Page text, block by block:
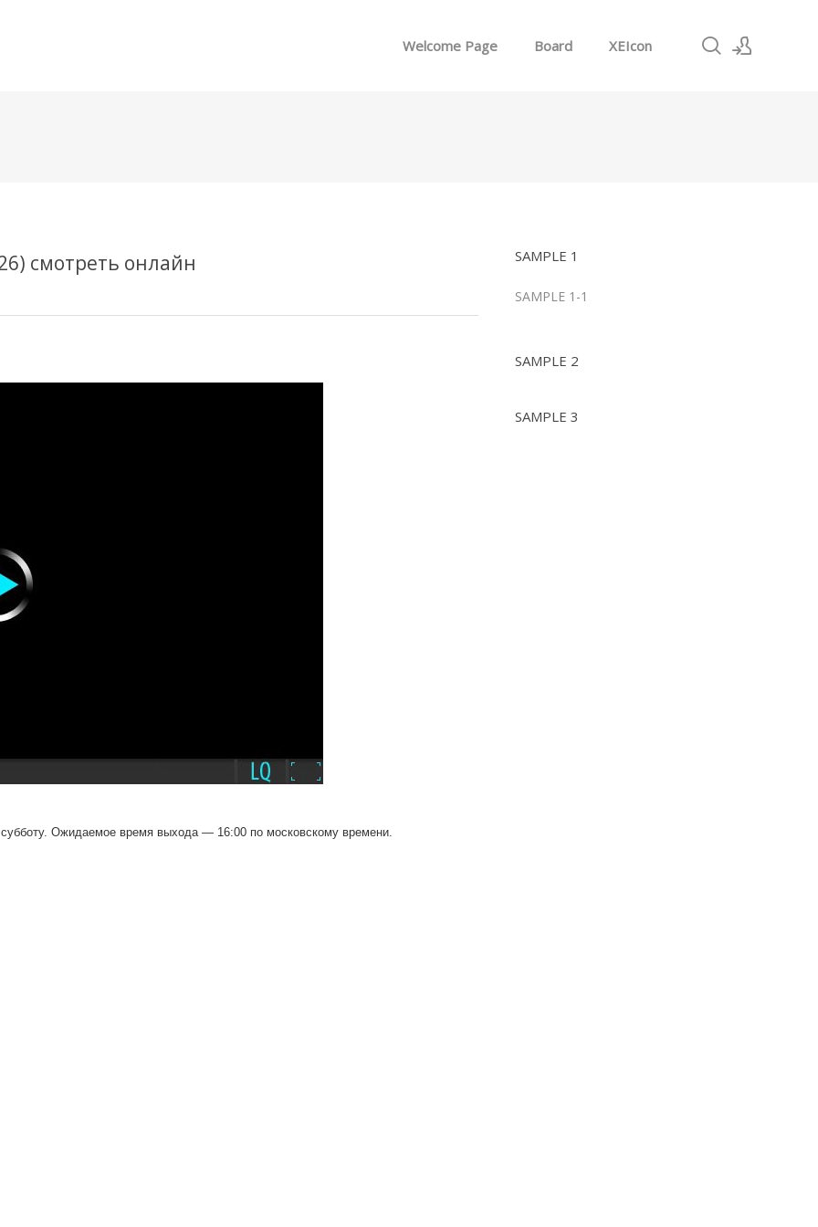
Welcome Page Board XEIcon
SAMPLE 1
SAMPLE 1-1
SAMPLE 2
SAMPLE 3
смотреть онлайн
Ожидаемое время выхода — 16:00 по московскому времени.